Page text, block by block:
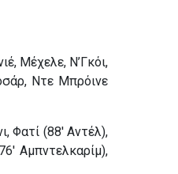
Μέχελε, Ν’Γκόι,
Ντε Μπρόινε
Φατί (88′ Αντέλ),
Αμπντελκαρίμ),